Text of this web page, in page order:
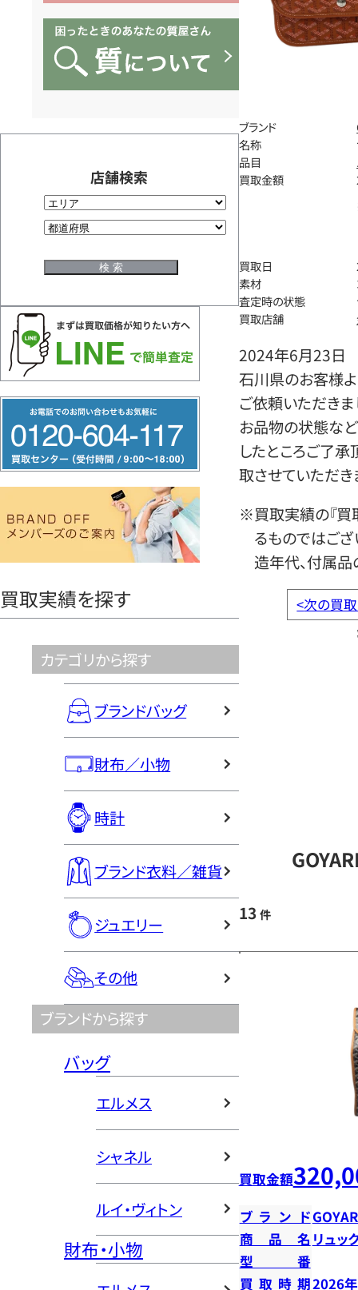
店舗検索
リ
ー
ヤ
買取実績を探す
カテゴリから探す
ブランドバッグ
財布／小物
時計
ブランド衣料／雑貨
ジュエリー
その他
ブランドから探す
バッグ
エルメス
シャネル
ルイ・ヴィトン
財布・小物
ブランド
名称
品目
買取金額
買取日
素材
査定時の状態
買取店舗
2024年6月23日
石川県のお客様
ご依頼いただきま
お品物の状態など
したところご了
取させていただき
※買取実績の『買
るものではござ
造年代、付属品
<次の買
13 件
買取金額
ブランド
商品名 リュッ
型番
買取時期2026